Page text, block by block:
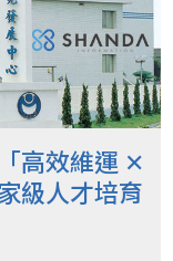
高效維運 ✕
級人才培育